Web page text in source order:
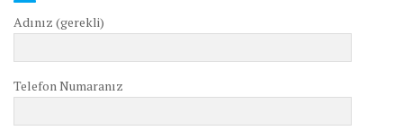
Adınız (gerekli)
Telefon Numaranız